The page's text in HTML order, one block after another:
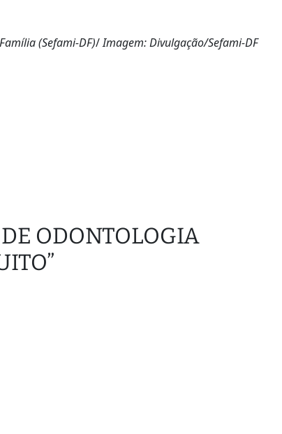
(Sefami-DF)/Imagem: Divulgação/Sefami-DF
ODONTOLOGIA